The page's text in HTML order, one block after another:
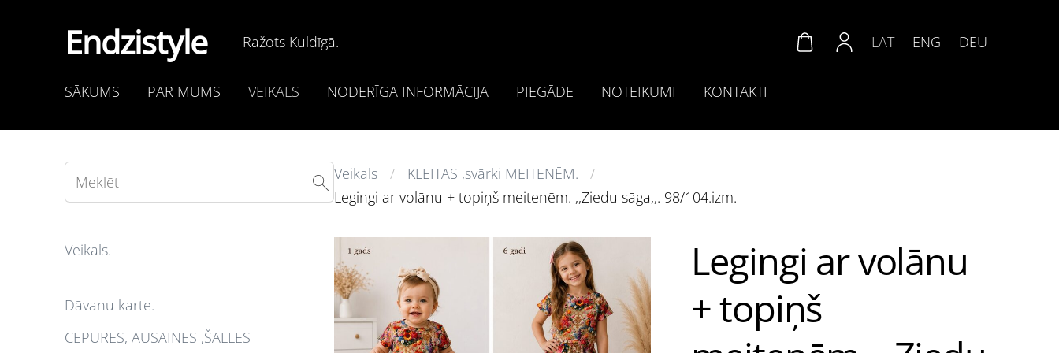
Endzistyle Ražots Kuldīgā.
SĀKUMS PAR MUMS VEIKALS NODERĪGA INFORMĀCIJA PIEGĀDE NOTEIKUMI KONTAKTI
LAT ENG DEU
Veikals.
Dāvanu karte.
CEPURES, AUSAINES ,ŠALLES
Veikals
KLEITAS ,svārki MEITENĒM.
Legingi ar volānu + topiņš meitenēm. ,,Ziedu sāga,,. 98/104.izm.
Legingi ar volānu
+ topiņš